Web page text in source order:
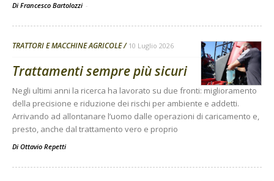
Di Francesco Bartolozzi -
TRATTORI E MACCHINE AGRICOLE 10 Luglio 2026
Trattamenti sempre più sicuri
Negli ultimi anni la ricerca ha lavorato su due fronti: miglioramento
della precisione e riduzione dei rischi per ambiente e addetti.
Arrivando ad allontanare l’uomo dalle operazioni di caricamento e,
presto, anche dal trattamento vero e proprio
Di Ottavio Repetti